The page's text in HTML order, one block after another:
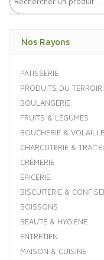
Nos Rayons
PATISSERIE
PRODUITS DU TERROIR
BOULANGERIE
FRUITS & LÉGUMES
BOUCHERIE & VOLAILLE
CHARCUTERIE &
CRÈMERIE
ÉPICERIE
BISCUITERIE &
BOISSONS
BEAUTÉ & HYGIÈNE
ENTRETIEN
MAISON & CUISINE